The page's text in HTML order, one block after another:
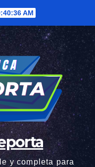
AM
y completa para